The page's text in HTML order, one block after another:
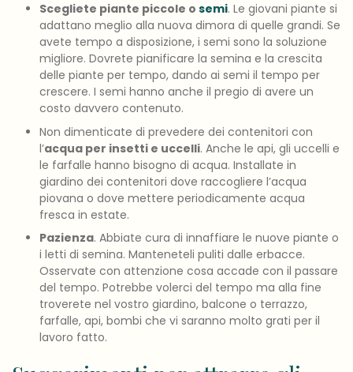
Scegliete piante piccole o semi. Le giovani piante si
adattano meglio alla nuova dimora di quelle grandi. Se
avete tempo a disposizione, i semi sono la soluzione
migliore. Dovrete pianificare la semina e la crescita
delle piante per tempo, dando ai semi il tempo per
crescere. I semi hanno anche il pregio di avere un
costo davvero contenuto.
Non dimenticate di prevedere dei contenitori con
l’acqua per insetti e uccelli. Anche le api, gli uccelli e
le farfalle hanno bisogno di acqua. Installate in
giardino dei contenitori dove raccogliere l’acqua
piovana o dove mettere periodicamente acqua
fresca in estate.
Pazienza. Abbiate cura di innaffiare le nuove piante o
i letti di semina. Manteneteli puliti dalle erbacce.
Osservate con attenzione cosa accade con il passare
del tempo. Potrebbe volerci del tempo ma alla fine
troverete nel vostro giardino, balcone o terrazzo,
farfalle, api, bombi che vi saranno molto grati per il
lavoro fatto.